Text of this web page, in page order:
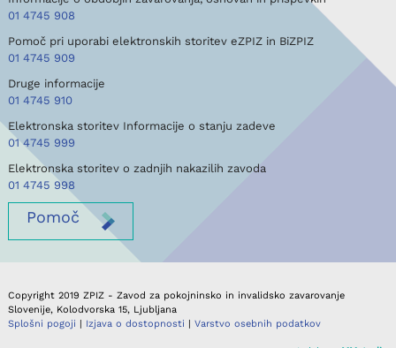
01 4745 908
Pomoč pri uporabi elektronskih storitev eZPIZ in BiZPIZ
01 4745 909
Druge informacije
01 4745 910
Elektronska storitev Informacije o stanju zadeve
01 4745 999
Elektronska storitev o zadnjih nakazilih zavoda
01 4745 998
Pomoč
Copyright 2019 ZPIZ - Zavod za pokojninsko in invalidsko zavarovanje
Slovenije, Kolodvorska 15, Ljubljana
Splošni pogoji
Izjava o dostopnosti Varstvo osebnih podatkov